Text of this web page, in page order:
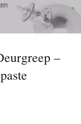
Ltd.
–